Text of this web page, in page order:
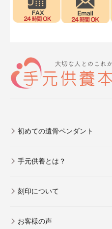
初めての遺骨ペンダント
手元供養とは？
刻印について
お客様の声